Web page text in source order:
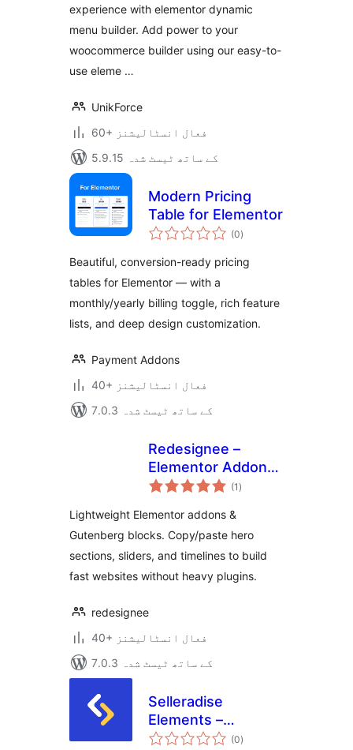
experience with elementor dynamic
menu builder. Add power to your
woocommerce builder using our easy-to-
use eleme …
UnikForce
60+ فعال انسٹالیشنز
5.9.15 کے ساتھ ٹیسٹ شدہ
Modern Pricing
Table for Elementor
(0مجموعی
درجہ
)
Beautiful, conversion-ready pricing
tables for Elementor — with a
monthly/yearly billing toggle, rich feature
lists, and deep design customization.
Payment Addons
40+ فعال انسٹالیشنز
7.0.3 کے ساتھ ٹیسٹ شدہ
Redesignee –
Elementor Addons
& Gutenberg Blocks
(1 مجموعی
درجہ
)
Lightweight Elementor addons &
Gutenberg blocks. Copy/paste hero
sections, sliders, and timelines to build
fast websites without heavy plugins.
redesignee
40+ فعال انسٹالیشنز
7.0.3 کے ساتھ ٹیسٹ شدہ
Selleradise
Elements –
Elementor Addons
(0مجموعی
درجہ
)